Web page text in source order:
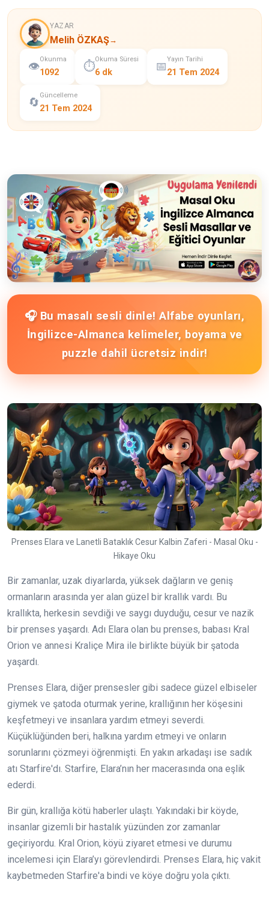
YAZAR
Melih ÖZKAŞ→
👁️
Okunma
1092 ⏱️
Okuma Süresi
6 dk 📅
Yayın Tarihi
21 Tem 2024
🔄
Güncelleme
21 Tem 2024
🎧 Bu masalı sesli dinle! Alfabe oyunları,
İngilizce-Almanca kelimeler, boyama ve
puzzle dahil ücretsiz indir!
Prenses Elara ve Lanetli Bataklık Cesur Kalbin Zaferi - Masal Oku -
Hikaye Oku
Bir zamanlar, uzak diyarlarda, yüksek dağların ve geniş
ormanların arasında yer alan güzel bir krallık vardı. Bu
krallıkta, herkesin sevdiği ve saygı duyduğu, cesur ve nazik
bir prenses yaşardı. Adı Elara olan bu prenses, babası Kral
Orion ve annesi Kraliçe Mira ile birlikte büyük bir şatoda
yaşardı.
Prenses Elara, diğer prensesler gibi sadece güzel elbiseler
giymek ve şatoda oturmak yerine, krallığının her köşesini
keşfetmeyi ve insanlara yardım etmeyi severdi.
Küçüklüğünden beri, halkına yardım etmeyi ve onların
sorunlarını çözmeyi öğrenmişti. En yakın arkadaşı ise sadık
atı Starfire'dı. Starfire, Elara’nın her macerasında ona eşlik
ederdi.
Bir gün, krallığa kötü haberler ulaştı. Yakındaki bir köyde,
insanlar gizemli bir hastalık yüzünden zor zamanlar
geçiriyordu. Kral Orion, köyü ziyaret etmesi ve durumu
incelemesi için Elara’yı görevlendirdi. Prenses Elara, hiç vakit
kaybetmeden Starfire'a bindi ve köye doğru yola çıktı.